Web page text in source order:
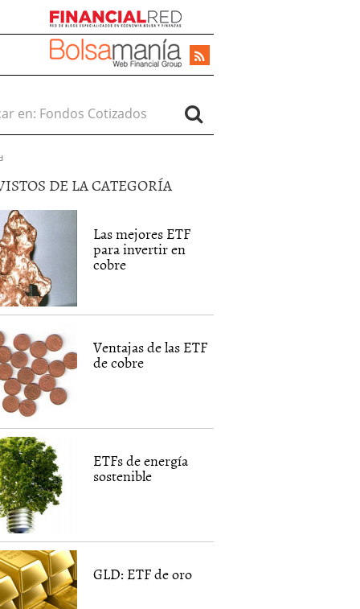
en:
DE LA CATEGORÍA
Las mejores ETF
para invertir en
cobre
Ventajas de las ETF
de cobre
ETFs de energía
sostenible
GLD: ETF de oro